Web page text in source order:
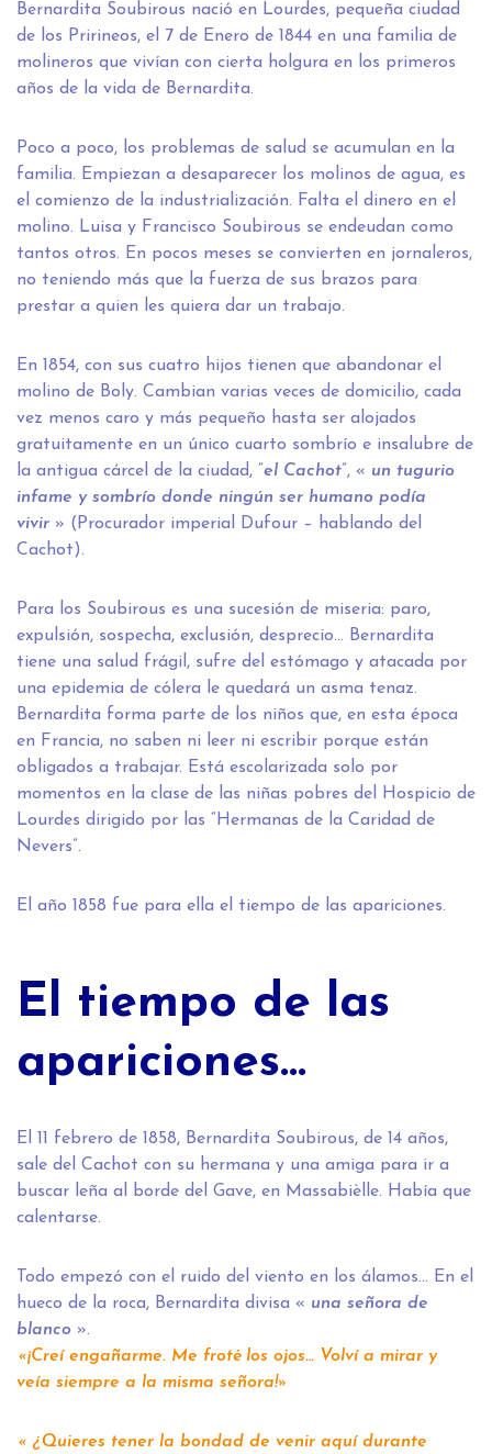
Bernardita Soubirous nació en Lourdes, pequeña ciudad
de los Pririneos, el 7 de Enero de 1844 en una familia de
molineros que vivían con cierta holgura en los primeros
años de la vida de Bernardita.
Poco a poco, los problemas de salud se acumulan en la
familia. Empiezan a desaparecer los molinos de agua, es
el comienzo de la industrialización. Falta el dinero en el
molino. Luisa y Francisco Soubirous se endeudan como
tantos otros. En pocos meses se convierten en jornaleros,
no teniendo más que la fuerza de sus brazos para
prestar a quien les quiera dar un trabajo.
En 1854, con sus cuatro hijos tienen que abandonar el
molino de Boly. Cambian varias veces de domicilio, cada
vez menos caro y más pequeño hasta ser alojados
gratuitamente en un único cuarto sombrío e insalubre de
la antigua cárcel de la ciudad, “el Cachot”, « un tugurio
infame y sombrío donde ningún ser humano podía
vivir » (Procurador imperial Dufour – hablando del
Cachot).
Para los Soubirous es una sucesión de miseria: paro,
expulsión, sospecha, exclusión, desprecio… Bernardita
tiene una salud frágil, sufre del estómago y atacada por
una epidemia de cólera le quedará un asma tenaz.
Bernardita forma parte de los niños que, en esta época
en Francia, no saben ni leer ni escribir porque están
obligados a trabajar. Está escolarizada solo por
momentos en la clase de las niñas pobres del Hospicio de
Lourdes dirigido por las “Hermanas de la Caridad de
Nevers”.
El año 1858 fue para ella el tiempo de las apariciones.
El tiempo de las
apariciones…
El 11 febrero de 1858, Bernardita Soubirous, de 14 años,
sale del Cachot con su hermana y una amiga para ir a
buscar leña al borde del Gave, en Massabièlle. Había que
calentarse.
Todo empezó con el ruido del viento en los álamos… En el
hueco de la roca, Bernardita divisa « una señora de
blanco ».
«¡Creí engañarme. Me froté los ojos… Volví a mirar y
veía siempre a la misma señora!»
« ¿Quieres tener la bondad de venir aquí durante